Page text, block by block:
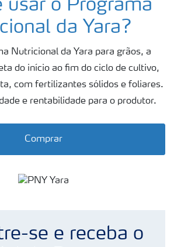
usar o Programa
da Yara?
Nutricional da Yara para grãos, a
do início ao fim do ciclo de cultivo,
com fertilizantes sólidos e foliares.
e rentabilidade para o produtor.
Comprar
se e receba o